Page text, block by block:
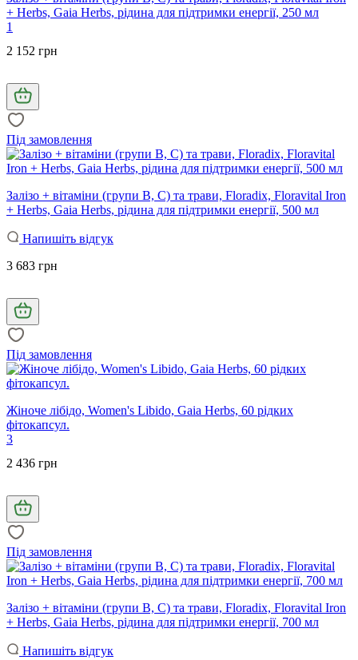
+ Herbs, Gaia Herbs, рідина для підтримки енергії, 250 мл
1
2 152 грн
Під замовлення
Залізо + вітаміни (групи В, С) та трави, Floradix, Floravital Iron
+ Herbs, Gaia Herbs, рідина для підтримки енергії, 500 мл
Напишіть відгук
3 683 грн
Під замовлення
Жіноче лібідо, Women's Libido, Gaia Herbs, 60 рідких
фітокапсул.
3
2 436 грн
Під замовлення
Залізо + вітаміни (групи В, С) та трави, Floradix, Floravital Iron
+ Herbs, Gaia Herbs, рідина для підтримки енергії, 700 мл
Напишіть відгук